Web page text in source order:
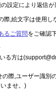
設定により返信
,絵文字は使用し
るご質問をご確認
る方は
際,ユーザー識別
ませ。)